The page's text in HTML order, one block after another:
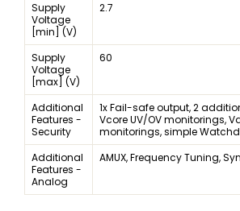
Supply
Voltage
[min] (V)
2.7
Supply
Voltage
[max] (V)
60
Additional
Features -
Security
1x Fail-safe output, 2
Vcore UV/OV monitorings,
monitorings, simple
Additional
Features -
Analog
AMUX, Frequency Tuning,